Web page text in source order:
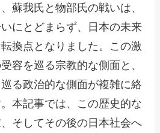
蘇我氏と物部氏の戦いは、
にとどまらず、日本の未来
換点となりました。この激
容を巡る宗教的な側面と、
る政治的な側面が複雑に絡
本記事では、この歴史的な
そしてその後の日本社会へ